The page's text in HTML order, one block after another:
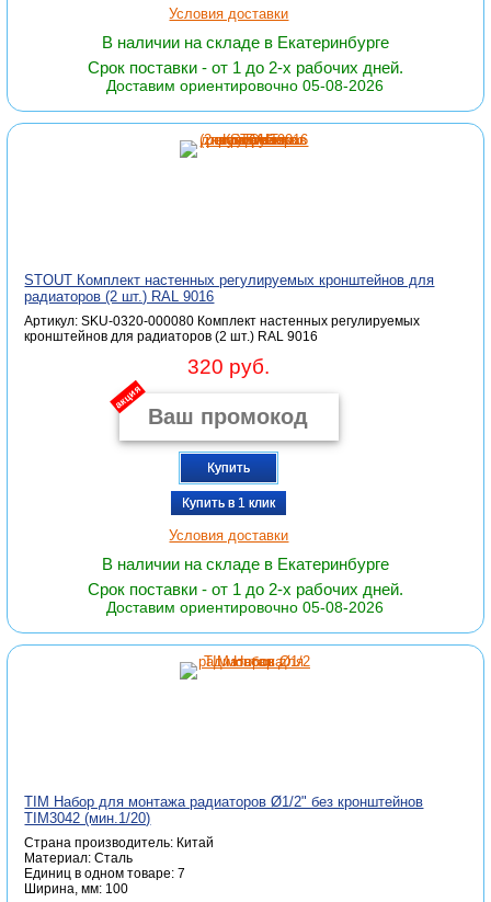
Условия доставки
В наличии на складе в Екатеринбурге
Срок поставки - от 1 до 2-х рабочих дней.
Доставим ориентировочно 05-08-2026
STOUT Комплект настенных регулируемых кронштейнов для
радиаторов (2 шт.) RAL 9016
Артикул: SKU-0320-000080 Комплект настенных регулируемых
кронштейнов для радиаторов (2 шт.) RAL 9016
320 руб.
акция
Купить
Купить в 1 клик
Условия доставки
В наличии на складе в Екатеринбурге
Срок поставки - от 1 до 2-х рабочих дней.
Доставим ориентировочно 05-08-2026
TIM Набор для монтажа радиаторов Ø1/2" без кронштейнов
TIM3042 (мин.1/20)
Страна производитель: Китай
Материал: Сталь
Единиц в одном товаре: 7
Ширина, мм: 100